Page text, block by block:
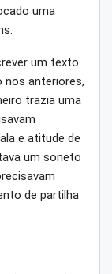
uma
um texto
anteriores,
trazia uma
e atitude de
um soneto
de partilha